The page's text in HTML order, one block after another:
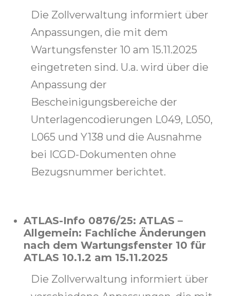
Die Zollverwaltung informiert über
Anpassungen, die mit dem
Wartungsfenster 10 am 15.11.2025
eingetreten sind. U.a. wird über die
Anpassung der
Bescheinigungsbereiche der
Unterlagencodierungen L049, L050,
L065 und Y138 und die Ausnahme
bei ICGD-Dokumenten ohne
Bezugsnummer berichtet.
ATLAS-Info 0876/25: ATLAS –
Allgemein: Fachliche Änderungen
nach dem Wartungsfenster 10 für
ATLAS 10.1.2 am 15.11.2025
Die Zollverwaltung informiert über